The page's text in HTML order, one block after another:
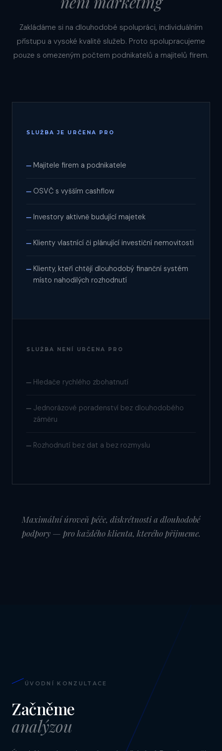
Zakládáme si na dlouhodobé spolupráci, individuálním
přístupu a vysoké kvalitě služeb. Proto spolupracujeme
pouze s omezeným počtem podnikatelů a majitelů firem.
SLUŽBA JE URČENA PRO
— Majitele firem a podnikatele
— OSVČ s vyšším cashflow
— Investory aktivně budující majetek
— Klienty vlastnící či plánující investiční nemovitosti
— Klienty, kteří chtějí dlouhodobý finanční systém
místo nahodilých rozhodnutí
SLUŽBA NENÍ URČENA PRO
— Hledače rychlého zbohatnutí
— Jednorázové poradenství bez dlouhodobého
záměru
— Rozhodnutí bez dat a bez rozmyslu
Maximální úroveň péče, diskrétnosti a dlouhodobé
podpory — pro každého klienta, kterého přijmeme.
ÚVODNÍ KONZULTACE
Začněme
analýzou